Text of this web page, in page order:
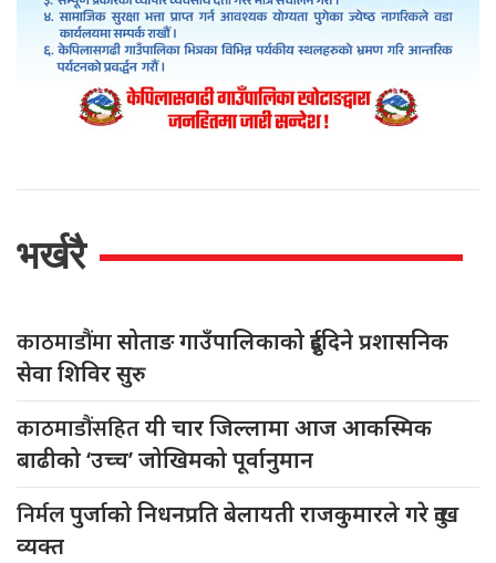
भर्खरै
काठमाडौंमासोताङ गाउँपालिकाको दुईदिने प्रशासनिक
सेवा शिविर सुरु
काठमाडौंसहितयी चार जिल्लामा आज आकस्मिक
बाढीको ‘उच्च’ जोखिमको पूर्वानुमान
निर्मलपुर्जाको निधनप्रति बेलायती राजकुमारले गरे दुःख
व्यक्त